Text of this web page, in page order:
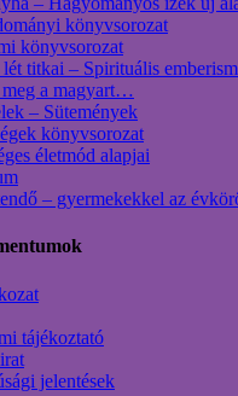
könyvsorozat
könyvsorozat
titkai – Spirituális
a magyart…
– Sütemények
könyvsorozat
életmód alapjai
– gyermekekkel az
tájékoztató
jelentések